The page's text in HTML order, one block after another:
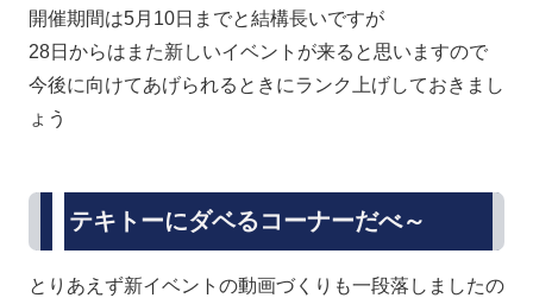
開催期間は5月10日までと結構長いですが
28日からはまた新しいイベントが来ると思いますので
今後に向けてあげられるときにランク上げしておきまし
ょう
テキトーにダベるコーナーだべ～
とりあえず新イベントの動画づくりも一段落しましたの